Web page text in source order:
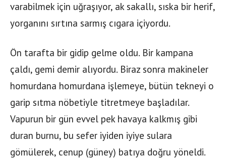
varabilmek için uğraşıyor, ak sakallı, sıska bir herif,
yorganını sırtına sarmış cıgara içiyordu.
Ön tarafta bir gidip gelme oldu. Bir kampana
çaldı, gemi demir alıyordu. Biraz sonra makineler
homurdana homurdana işlemeye, bütün tekneyi o
garip sıtma nöbetiyle titretmeye başladılar.
Vapurun bir gün evvel pek havaya kalkmış gibi
duran burnu, bu sefer iyiden iyiye sulara
gömülerek, cenup (güney) batıya doğru yöneldi.